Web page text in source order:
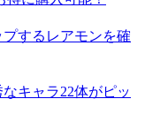
するレアモンを確
キャラ22体がピッ